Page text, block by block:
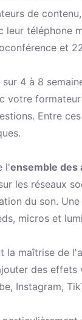
de
leur téléphone
et
4 à 8
votre
Entre
l'ensemble des
les réseaux
du son.
micros et
la maîtrise de
des
Instagram,